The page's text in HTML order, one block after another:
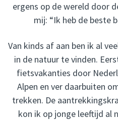
ergens op de wereld door
mij: “Ik heb de beste
Van kinds af aan ben ik al
in de natuur te vinden.
fietsvakanties door
Alpen en ver daarbuiten
trekken. De
kon ik op jonge leeftijd al